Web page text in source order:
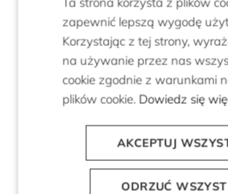
taupe - delikatność i
złoto i taupe - dotyk
wykwintności,
oliwkowa zieleń i taupe -
naturalności.
Z czym nie łączyć taupe?
odradzamy zestawianie
neonami. Intensywna
limonka mogą zdominować
zapewnić lepszą wygodę
Korzystając z tej strony,
na używanie przez nas
cookie zgodnie z warunkami
plików cookie. Dowiedz się
AKCEPTUJ
ODRZUĆ